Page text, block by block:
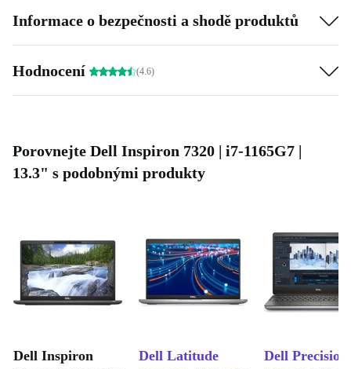
Informace o bezpečnosti a shodě produktů
Hodnocení (4.6)
Porovnejte Dell Inspiron 7320 | i7-1165G7 |
13.3" s podobnými produkty
Dell Inspiron
Dell Latitude
Dell Precision